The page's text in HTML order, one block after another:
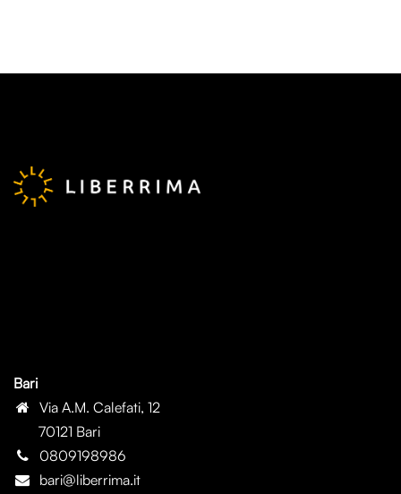
Bari
Via A.M. Calefati, 12
70121 Bari
0809198986
bari@liberrima.it